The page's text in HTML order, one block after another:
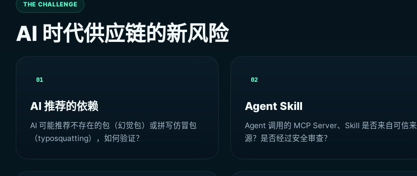
THE CHALLENGE
AI 时代供应链的新风险
01
AI 推荐的依赖
AI 可能推荐不存在的包（幻觉包）或拼写仿冒包
（typosquatting），如何验证？
02
Agent Skill
Agent 调用的 MCP Server、Skill 是否来自可信来
源？是否经过安全审查？